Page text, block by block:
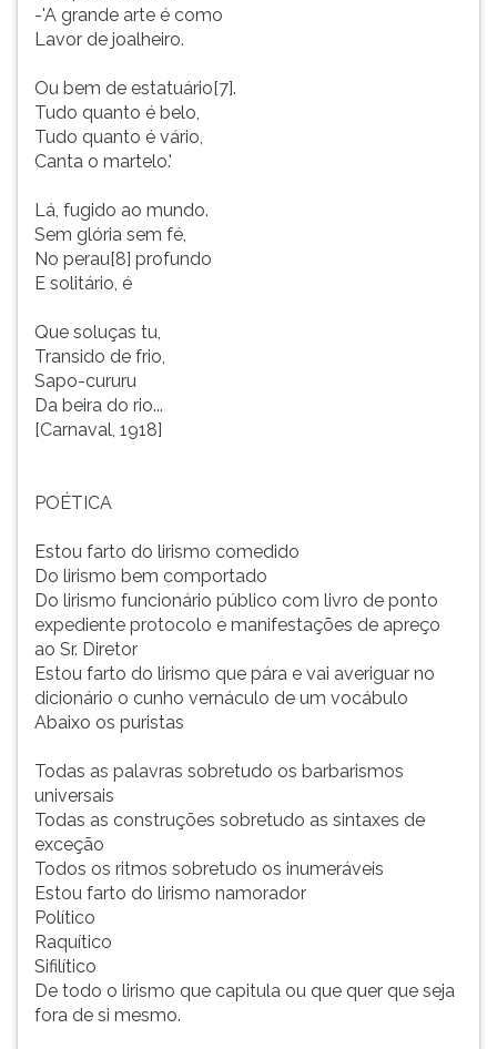
-'A grande arte é como
Lavor de joalheiro.
Ou bem de estatuário[7].
Tudo quanto é belo,
Tudo quanto é vário,
Canta o martelo.'
Lá, fugido ao mundo.
Sem glória sem fé,
No perau[8] profundo
E solitário, é
Que soluças tu,
Transido de frio,
Sapo-cururu
Da beira do rio...
[Carnaval, 1918]
POÉTICA
Estou farto do lirismo comedido
Do lirismo bem comportado
Do lirismo funcionário público com livro de ponto
expediente protocolo e manifestações de apreço
ao Sr. Diretor
Estou farto do lirismo que pára e vai averiguar no
dicionário o cunho vernáculo de um vocábulo
Abaixo os puristas
Todas as palavras sobretudo os barbarismos
universais
Todas as construções sobretudo as sintaxes de
exceção
Todos os ritmos sobretudo os inumeráveis
Estou farto do lirismo namorador
Político
Raquítico
Sifilítico
De todo o lirismo que capitula ou que quer que seja
fora de si mesmo.